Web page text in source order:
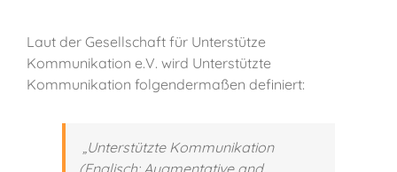
Laut der Gesellschaft für Unterstütze
Kommunikation e.V. wird Unterstützte
Kommunikation folgendermaßen definiert:
„Unterstützte Kommunikation